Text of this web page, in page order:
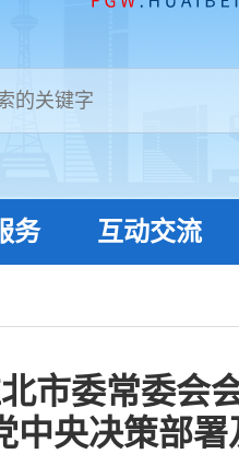
务 互动交流
市委常委会
中央决策部